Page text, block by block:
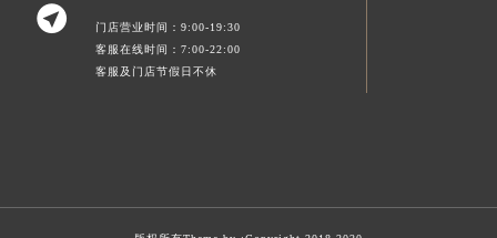

门店营业时间：9:00-19:30
客服在线时间：7:00-22:00
客服及门店节假日不休